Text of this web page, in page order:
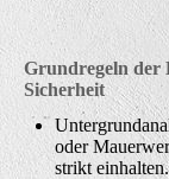
Grundregeln der
Sicherheit
oder
strikt einhalten.